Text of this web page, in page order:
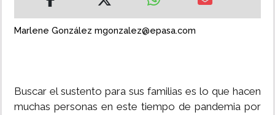
Marlene González mgonzalez@epasa.com
Buscar el sustento para sus familias es lo que hacen
muchas personas en este tiempo de pandemia por